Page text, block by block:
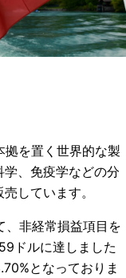
拠を置く世界的な製
、免疫学などの分
しています。
非経常損益項目を
ドルに達しました
となっておりま